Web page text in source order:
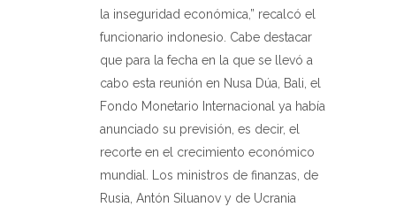
la inseguridad económica,” recalcó el
funcionario indonesio. Cabe destacar
que para la fecha en la que se llevó a
cabo esta reunión en Nusa Dúa, Bali, el
Fondo Monetario Internacional ya había
anunciado su previsión, es decir, el
recorte en el crecimiento económico
mundial. Los ministros de finanzas, de
Rusia, Antón Siluanov y de Ucrania